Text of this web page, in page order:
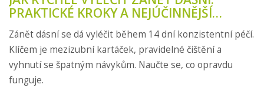
PRAKTICKÉ KROKY A NEJÚČINNĚJŠÍ
METODY
Zánět dásní se dá vyléčit během 14 dní konzistentní péčí.
Klíčem je mezizubní kartáček, pravidelné čištění a
vyhnutí se špatným návykům. Naučte se, co opravdu
funguje.